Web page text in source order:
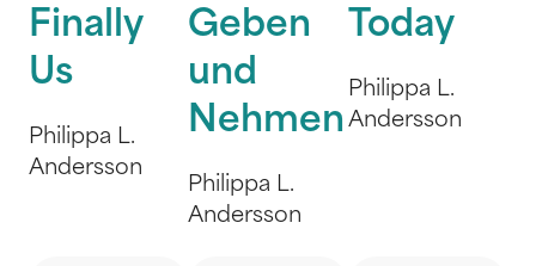
Finally
Us
Philippa L.
Andersson
Geben
und
Nehmen
Philippa L.
Andersson
Today
Philippa L.
Andersson